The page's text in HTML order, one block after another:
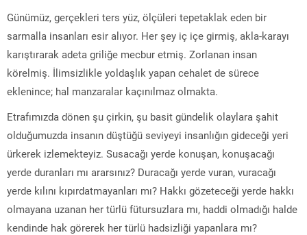
Günümüz, gerçekleri ters yüz, ölçüleri tepetaklak eden bir
sarmalla insanları esir ‎alıyor. Her şey iç içe girmiş, akla-karayı
karıştırarak adeta griliğe mecbur etmiş. ‎Zorlanan insan
körelmiş. İlimsizlikle yoldaşlık yapan cehalet de sürece
eklenince; ‎hal manzaralar kaçınılmaz olmakta.
Etrafımızda dönen şu çirkin, şu basit gündelik ‎olaylara şahit
olduğumuzda insanın düştüğü seviyeyi insanlığın gideceği yeri
‎ürkerek izlemekteyiz. Susacağı yerde konuşan, konuşacağı
yerde duranları mı ‎ararsınız? Duracağı yerde vuran, vuracağı
yerde kılını kıpırdatmayanları mı? Hakkı ‎gözeteceği yerde hakkı
olmayana uzanan her türlü fütursuzlara mı, haddi olmadığı halde
‎kendinde hak görerek her türlü hadsizliği yapanlara mı?